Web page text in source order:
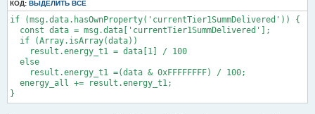
КОД: ВЫДЕЛИТЬ ВСЁ
if (msg.data.hasOwnProperty('currentTier1SummDelivered')) {
  const data = msg.data['currentTier1SummDelivered'];
  if (Array.isArray(data))
    result.energy_t1 = data[1] / 100
  else
    result.energy_t1 =(data & 0xFFFFFFFF) / 100;
  energy_all += result.energy_t1;
}